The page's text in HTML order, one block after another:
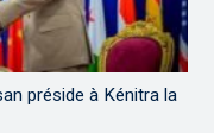
préside à Kénitra la